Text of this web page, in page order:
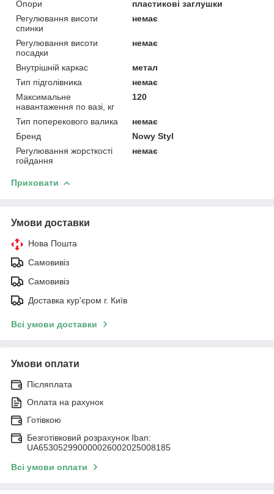
Опори
пластикові заглушки
Регулювання висоти
спинки
немає
Регулювання висоти
посадки
немає
Внутрішній каркас
метал
Тип підголівника
немає
Максимальне
навантаження по вазі, кг
120
Тип поперекового валика
немає
Бренд
Nowy Styl
Регулювання жорсткості
гойдання
немає
Приховати
Умови доставки
Нова Пошта
Самовивіз
Самовивіз
Доставка кур'єром г. Київ
Всі умови доставки
Умови оплати
Післяплата
Оплата на рахунок
Готівкою
Безготівковий розрахунок Iban:
UA653052990000026002025008185
Всі умови оплати